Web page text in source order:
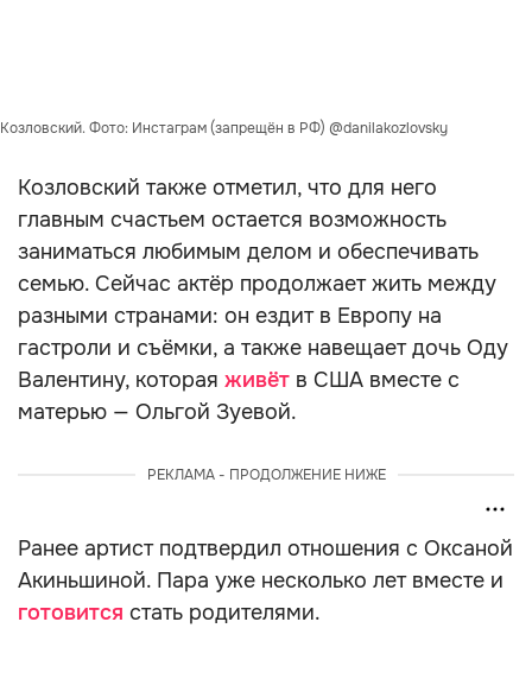
Фото: Инстаграм (запрещён в РФ) @danilakozlovsky
Козловский также отметил, что для него
главным счастьем остается возможность
заниматься любимым делом и обеспечивать
семью. Сейчас актёр продолжает жить между
разными странами: он ездит в Европу на
гастроли и съёмки, а также навещает дочь Оду
Валентину, которая живёт в США вместе с
матерью — Ольгой Зуевой.
РЕКЛАМА - ПРОДОЛЖЕНИЕ НИЖЕ
Ранее артист подтвердил отношения с Оксаной
Акиньшиной. Пара уже несколько лет вместе и
готовится стать родителями.